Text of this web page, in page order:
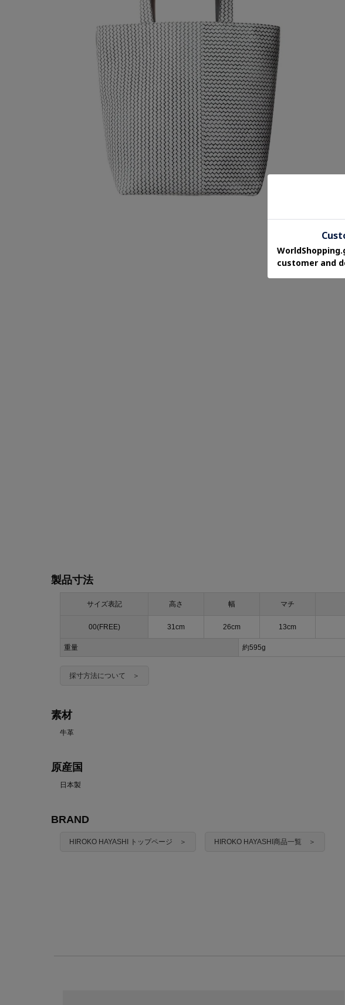
製品寸法
サイズ表記 高さ 幅 マチ
00(FREE) 31cm 26cm 13cm
重量 約595g
採寸方法について ＞
素材
牛革
原産国
日本製
BRAND
HIROKO HAYASHI トップページ ＞ HIROKO HAYASHI商品一覧 ＞